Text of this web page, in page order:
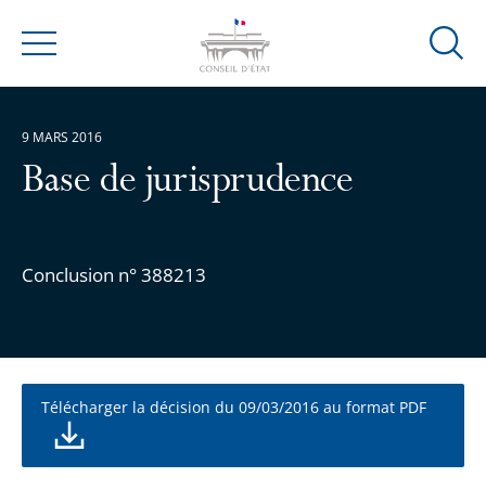
Menu
Ouvrir
Base de jurisprudence
Conclusion n° 388213
9 MARS 2016
Télécharger la décision du 09/03/2016 au format PDF